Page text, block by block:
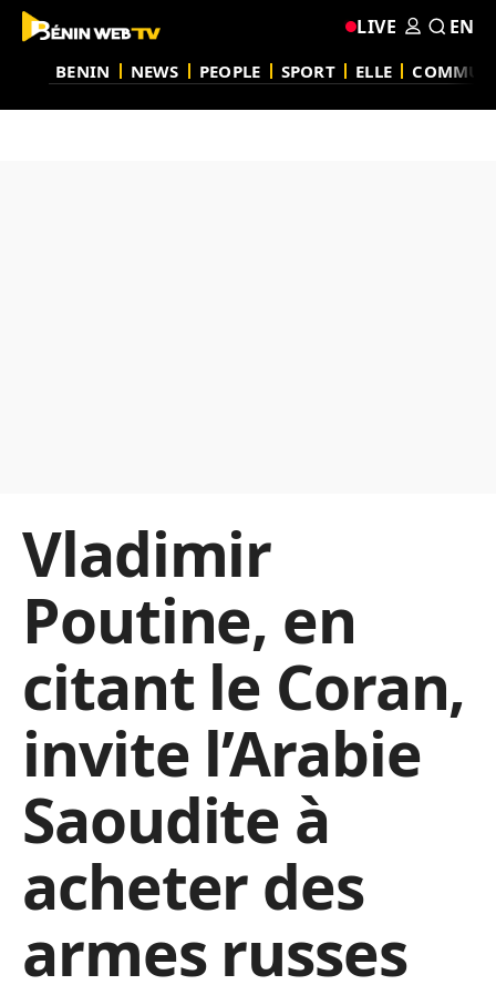
BENIN NEWS PEOPLE SPORT ELLE
LIVE EN
Vladimir
Poutine, en
citant le Coran,
invite l’Arabie
Saoudite à
acheter des
armes russes